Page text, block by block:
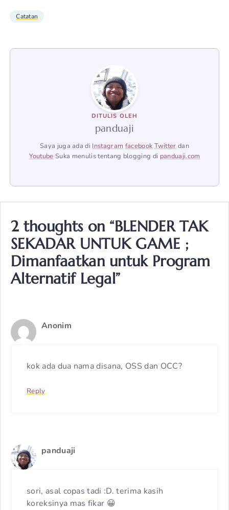
Catatan
DITULIS OLEH
panduaji
Saya juga ada di Instagram facebook Twitter dan
Youtube Suka menulis tentang blogging di panduaji.com
2 thoughts on “BLENDER TAK
SEKADAR UNTUK GAME ;
Dimanfaatkan untuk Program
Alternatif Legal”
Anonim
kok ada dua nama disana, OSS dan OCC?
Reply
panduaji
sori, asal copas tadi :D. terima kasih
koreksinya mas fikar 😀